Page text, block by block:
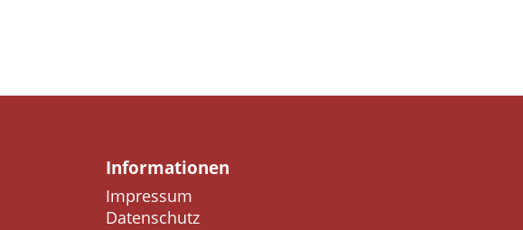
Informationen
Impressum
Datenschutz